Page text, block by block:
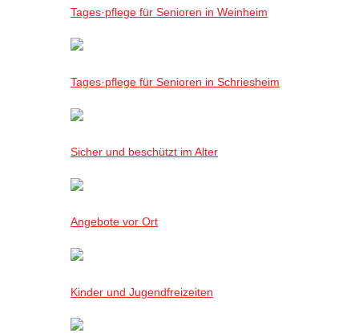
Tages·pflege für Senioren in Weinheim
Tages·pflege für Senioren in Schriesheim
Sicher und beschützt im Alter
Angebote vor Ort
Kinder und Jugendfreizeiten